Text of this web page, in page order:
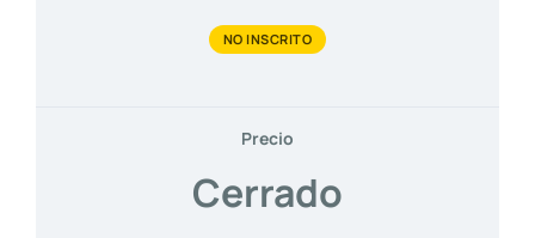
NO INSCRITO
Precio
Cerrado